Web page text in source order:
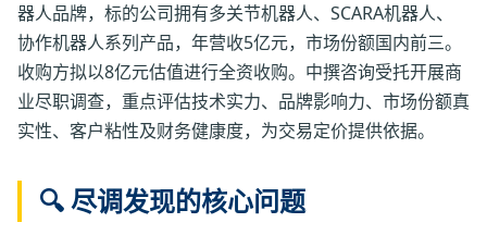
器人品牌，标的公司拥有多关节机器人、SCARA机器人、
协作机器人系列产品，年营收5亿元，市场份额国内前三。
收购方拟以8亿元估值进行全资收购。中撰咨询受托开展商
业尽职调查，重点评估技术实力、品牌影响力、市场份额真
实性、客户粘性及财务健康度，为交易定价提供依据。
🔍 尽调发现的核心问题